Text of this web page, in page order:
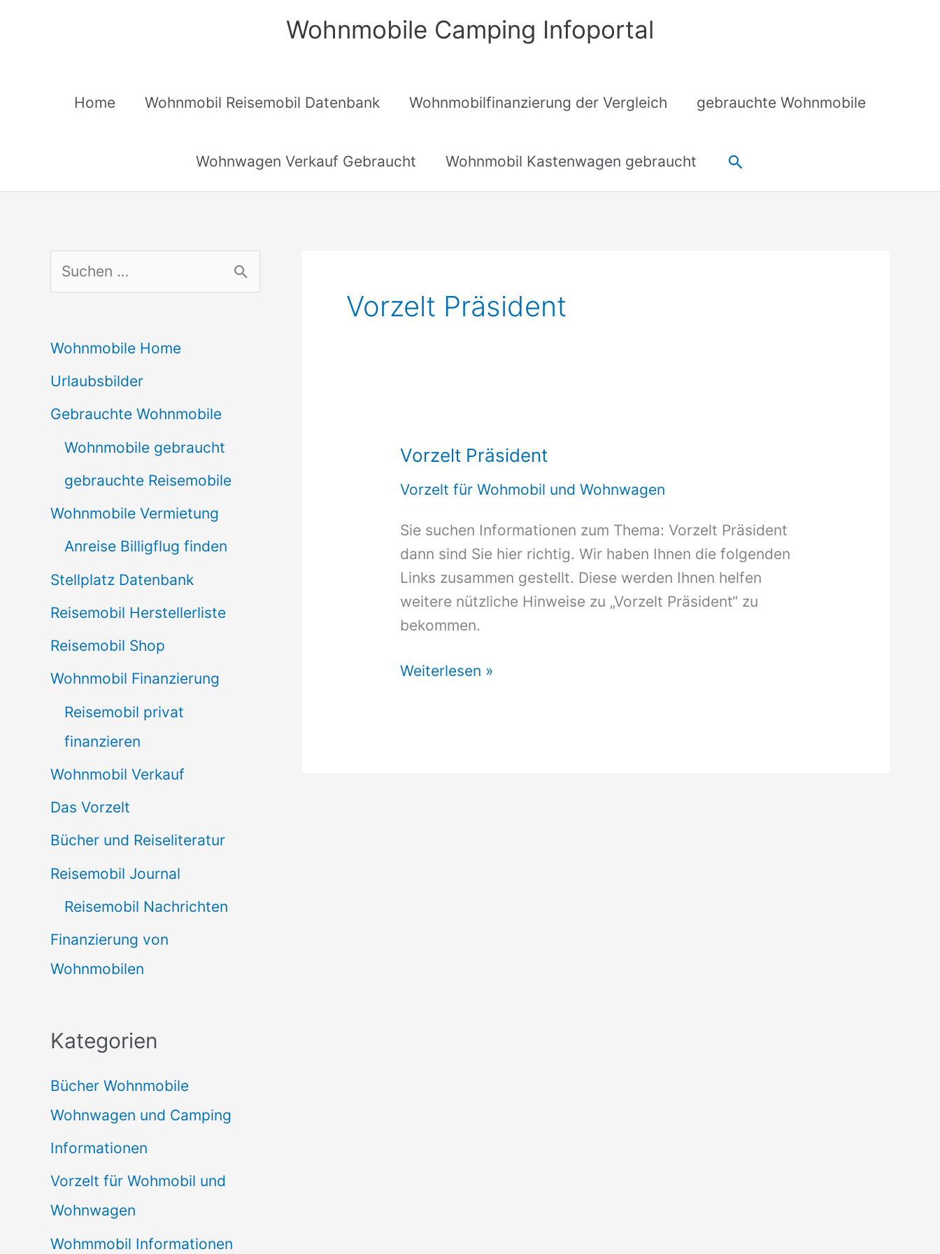
Wohnmobile Camping Infoportal
Home Wohnmobil Reisemobil Datenbank Wohnmobilfinanzierung der Vergleich gebrauchte Wohnmobile
Wohnwagen Verkauf Gebraucht Wohnmobil Kastenwagen gebraucht Suchen
u
h
e
n
Wohnmobile Home
Urlaubsbilder
Gebrauchte Wohnmobile
Wohnmobile gebraucht
gebrauchte Reisemobile
Wohnmobile Vermietung
Anreise Billigflug finden
Stellplatz Datenbank
Reisemobil Herstellerliste
Reisemobil Shop
Wohnmobil Finanzierung
Reisemobil privat
finanzieren
Wohnmobil Verkauf
Das Vorzelt
Bücher und Reiseliteratur
Reisemobil Journal
Reisemobil Nachrichten
Finanzierung von
Wohnmobilen
Kategorien
Bücher Wohnmobile
Wohnwagen und Camping
Informationen
Vorzelt für Wohmobil und
Wohnwagen
Wohmmobil Informationen
Vorzelt Präsident
Vorzelt Präsident
Vorzelt für Wohmobil und Wohnwagen
Sie suchen Informationen zum Thema: Vorzelt Präsident
dann sind Sie hier richtig. Wir haben Ihnen die folgenden
Links zusammen gestellt. Diese werden Ihnen helfen
weitere nützliche Hinweise zu „Vorzelt Präsident“ zu
bekommen.
Vorzelt
Weiterlesen »